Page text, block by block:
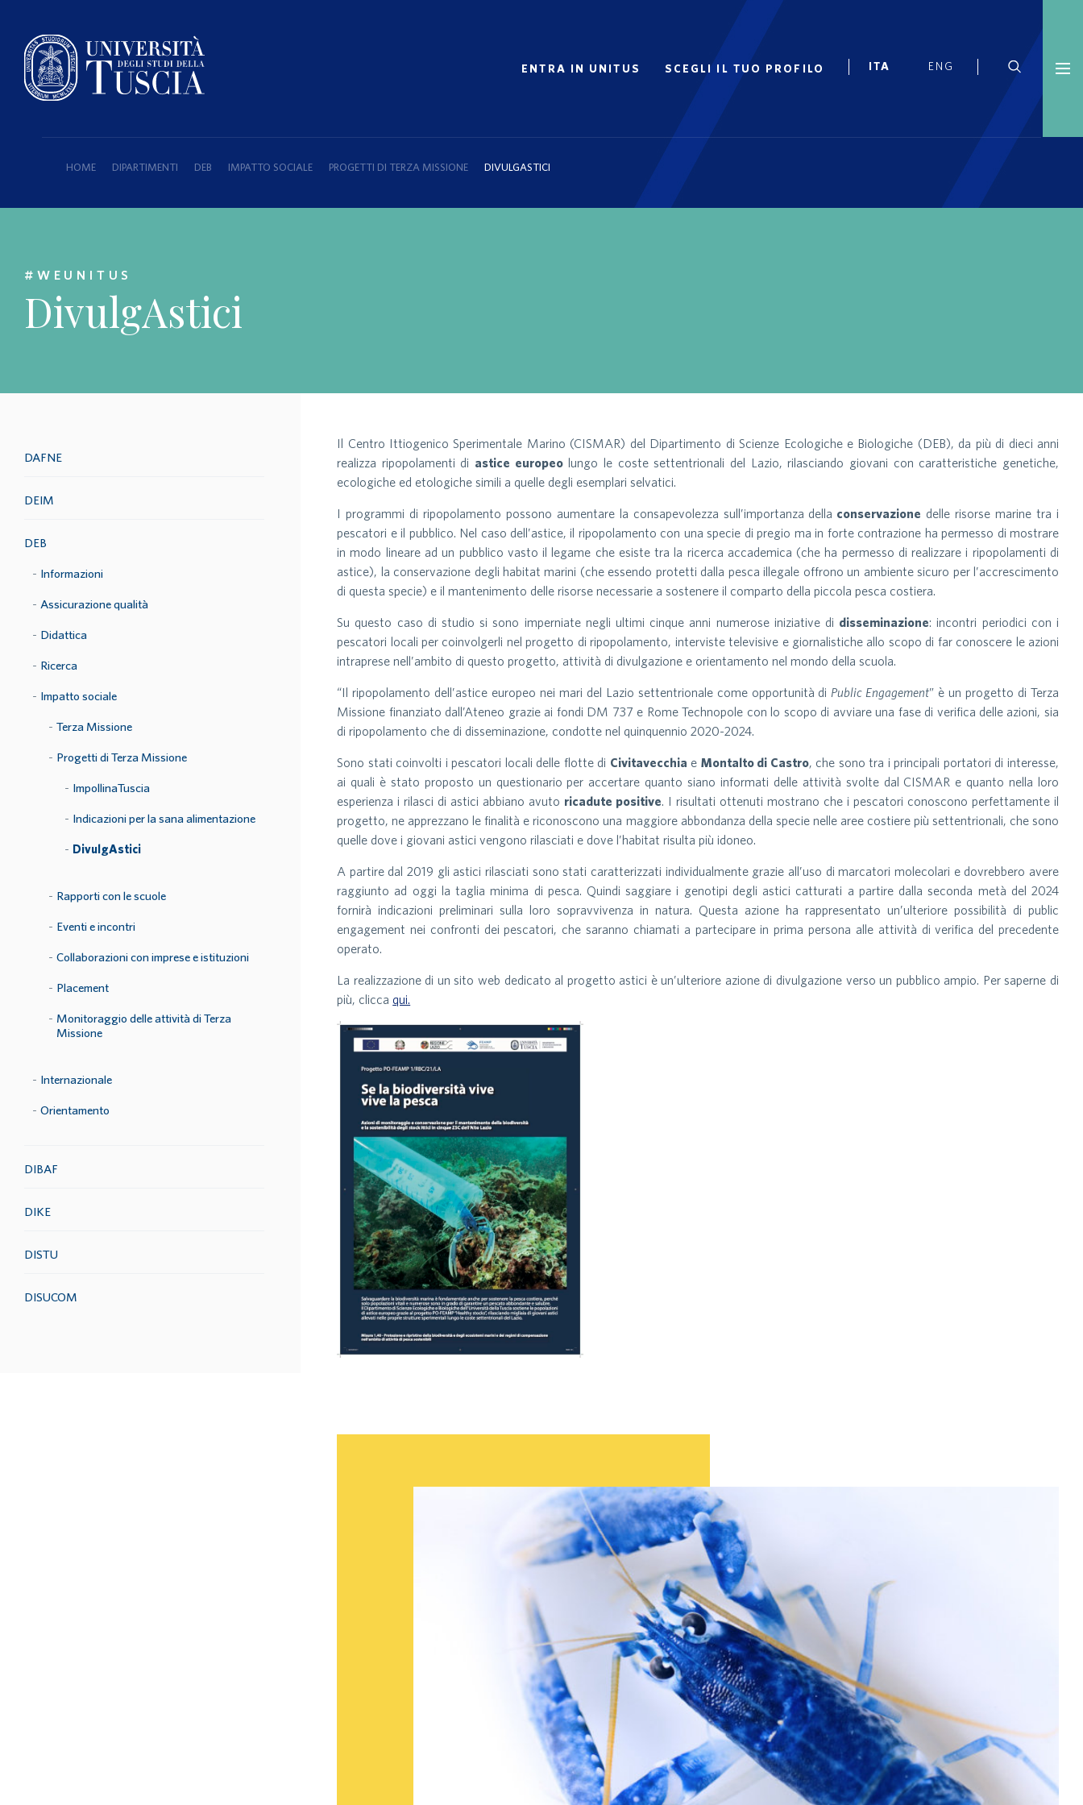
ENTRA IN UNITUS SCEGLI IL TUO PROFILO
HOME DIPARTIMENTI DEB IMPATTO SOCIALE PROGETTI DI TERZA MISSIONE DIVULGASTICI
#WEUNITUS
DivulgAstici
DAFNE
DEIM
DEB
Informazioni
Assicurazione qualità
Didattica
Ricerca
Impatto sociale
Terza Missione
Progetti di Terza Missione
ImpollinaTuscia
Indicazioni per la sana alimentazione
DivulgAstici
Rapporti con le scuole
Eventi e incontri
Collaborazioni con imprese e istituzioni
Placement
Monitoraggio delle attività di Terza
Missione
Internazionale
Orientamento
DIBAF
DIKE
DISTU
DISUCOM
Il Centro Ittiogenico Sperimentale Marino (CISMAR) del Dipartimento di Scienze Ecologiche e Biologiche (DEB), da più di dieci anni
realizza ripopolamenti di astice europeolungo le coste settentrionali del Lazio, rilasciando giovani con caratteristiche genetiche,
ecologiche ed etologiche simili a quelle degli esemplari selvatici.
I programmi di ripopolamento possono aumentare la consapevolezza sull’importanza della conservazione delle risorse marine tra i
pescatori e il pubblico. Nel caso dell’astice, il ripopolamento con una specie di pregio ma in forte contrazione ha permesso di mostrare
in modo lineare ad un pubblico vasto il legame che esiste tra la ricerca accademica (che ha permesso di realizzare i ripopolamenti di
astice), la conservazione degli habitat marini (che essendo protetti dalla pesca illegale offrono un ambiente sicuro per l’accrescimento
di questa specie) e il mantenimento delle risorse necessarie a sostenere il comparto della piccola pesca costiera.
Su questo caso di studio si sono imperniate negli ultimi cinque anni numerose iniziative di disseminazione: incontri periodici con i
pescatori locali per coinvolgerli nel progetto di ripopolamento, interviste televisive e giornalistiche allo scopo di far conoscere le azioni
intraprese nell’ambito di questo progetto, attività di divulgazione e orientamento nel mondo della scuola.
“Il ripopolamento dell’astice europeo nei mari del Lazio settentrionale come opportunità di Public Engagement” è un progetto di Terza
Missione finanziato dall’Ateneo grazie ai fondi DM 737 e Rome Technopole con lo scopo di avviare una fase di verifica delle azioni, sia
di ripopolamento che di disseminazione, condotte nel quinquennio 2020-2024.
Sono stati coinvolti i pescatori locali delle flotte di Civitavecchia e Montalto di Castro, che sono tra i principali portatori di interesse,
ai quali è stato proposto un questionario per accertare quanto siano informati delle attività svolte dal CISMAR e quanto nella loro
esperienza i rilasci di astici abbiano avuto ricadute positive. I risultati ottenuti mostrano che i pescatori conoscono perfettamente il
progetto, ne apprezzano le finalità e riconoscono una maggiore abbondanza della specie nelle aree costiere più settentrionali, che sono
quelle dove i giovani astici vengono rilasciati e dove l’habitat risulta più idoneo.
A partire dal 2019 gli astici rilasciati sono stati caratterizzati individualmente grazie all’uso di marcatori molecolari e dovrebbero avere
raggiunto ad oggi la taglia minima di pesca. Quindi saggiare i genotipi degli astici catturati a partire dalla seconda metà del 2024
fornirà indicazioni preliminari sulla loro sopravvivenza in natura. Questa azione ha rappresentato un’ulteriore possibilità di public
engagement nei confronti dei pescatori, che saranno chiamati a partecipare in prima persona alle attività di verifica del precedente
operato.
La realizzazione di un sito web dedicato al progetto astici è un’ulteriore azione di divulgazione verso un pubblico ampio. Per saperne di
più, clicca qui.